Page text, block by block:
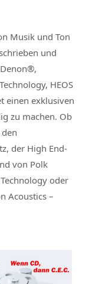
Musik und Ton
und
HEOS
einen exklusiven
zu machen. Ob
der High End-
von Polk
oder
Acoustics –